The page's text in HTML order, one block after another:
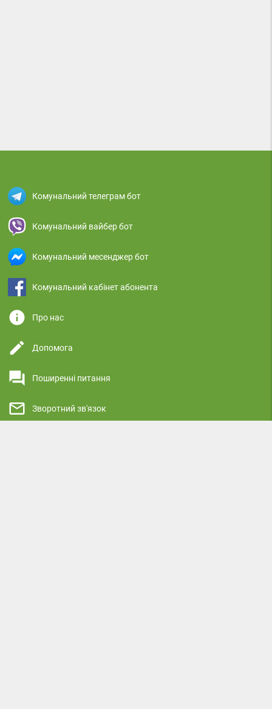
Комунальний телеграм бот
Комунальний вайбер бот
Комунальний месенджер бот
Комунальний кабінет абонента
info Про нас
edit Допомога
question_answer Поширенні питання
mail_outline Зворотний зв'язок